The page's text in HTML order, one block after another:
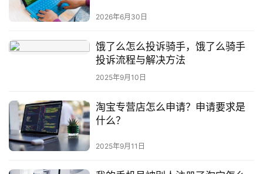
2026年6月30日
饿了么怎么投诉骑手，饿了么骑手
投诉流程与解决方法
2025年9月10日
淘宝专营店怎么申请？申请要求是
什么？
2025年9月11日